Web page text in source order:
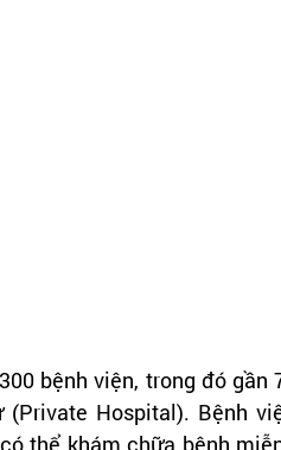
bệnh viện, trong đó gần
Hospital). Bệnh
thể khám chữa bệnh